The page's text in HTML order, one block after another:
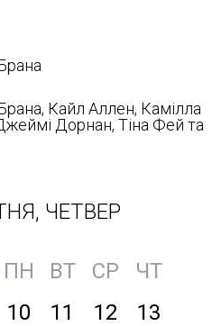
Кайл Аллен, Камілла
Дорнан, Тіна Фей та
ЧЕТВЕР
ПН ВТ СР
ЧТ
10 11 12 13